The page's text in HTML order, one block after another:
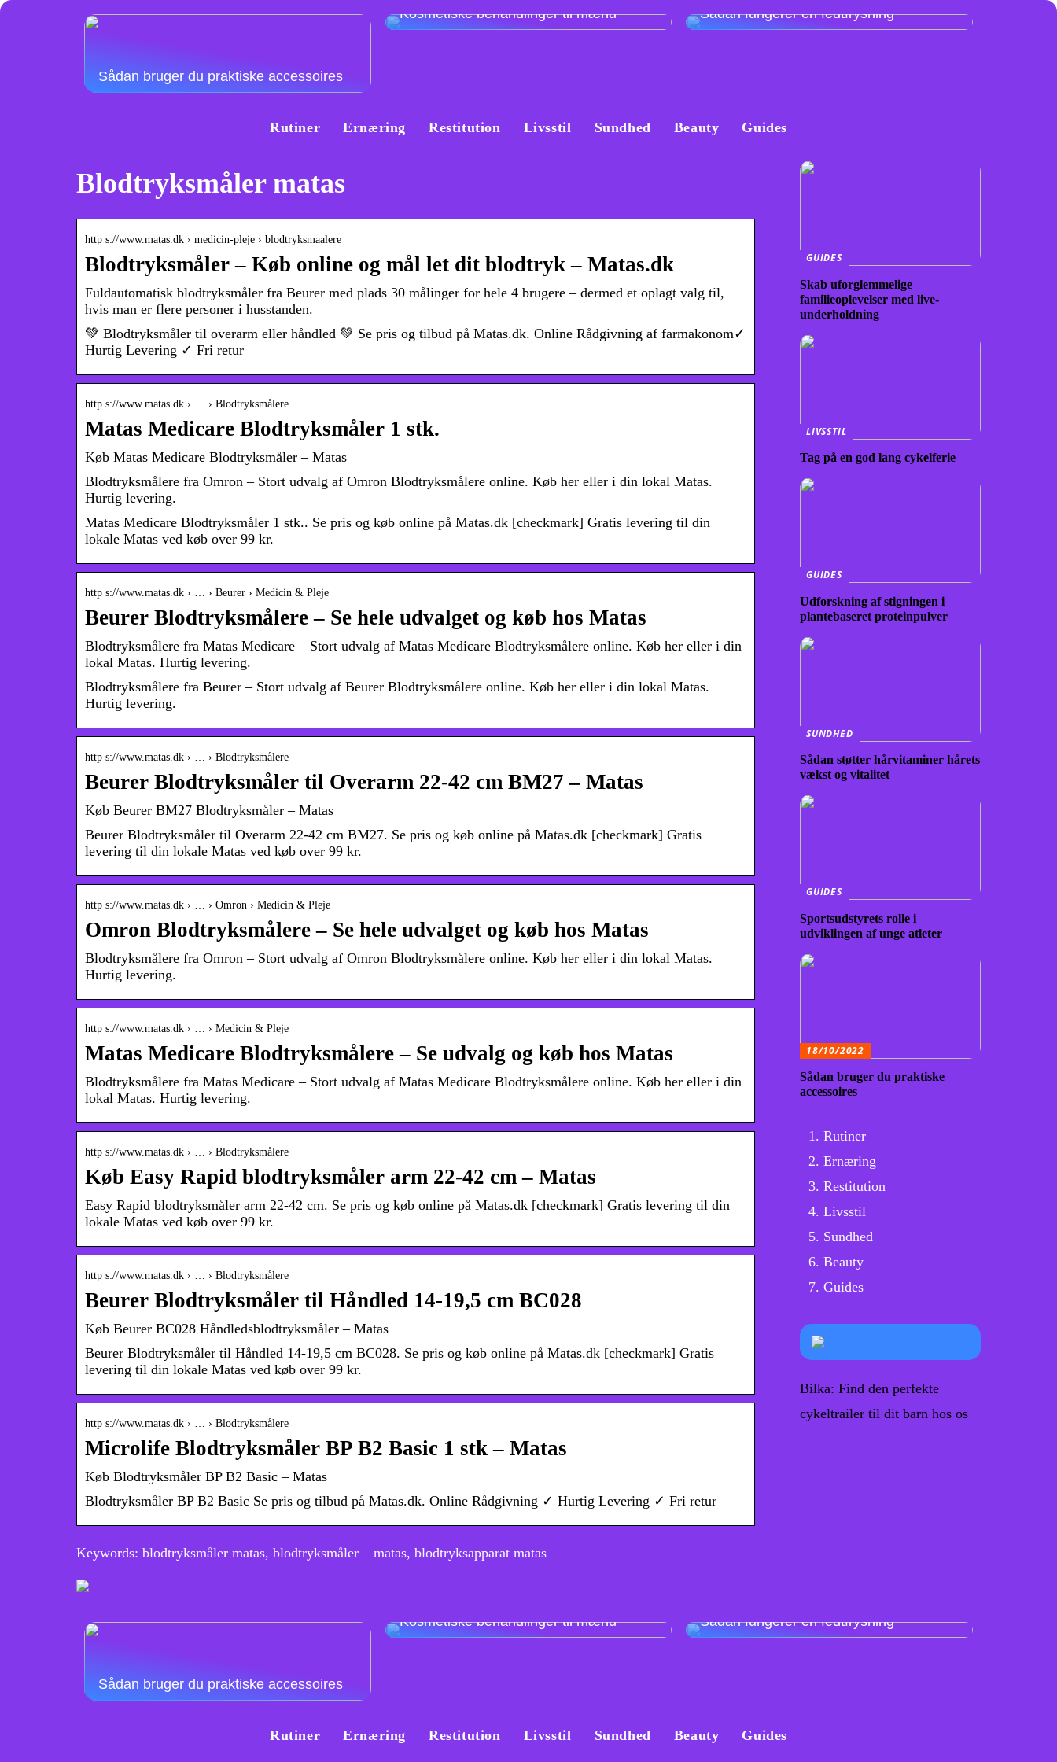
Sådan bruger du praktiske accessoires
Kosmetiske behandlinger til mænd Sådan fungerer en fedtfrysning
Rutiner Ernæring Restitution Livsstil Sundhed Beauty Guides
Blodtryksmåler matas
http s://www.matas.dk › medicin-pleje › blodtryksmaalere
Blodtryksmåler – Køb online og mål let dit blodtryk – Matas.dk
Fuldautomatisk blodtryksmåler fra Beurer med plads 30 målinger for hele 4 brugere – dermed et oplagt valg til,
hvis man er flere personer i husstanden.
💚 Blodtryksmåler til overarm eller håndled 💚 Se pris og tilbud på Matas.dk. Online Rådgivning af farmakonom✓
Hurtig Levering ✓ Fri retur
http s://www.matas.dk › … › Blodtryksmålere
Matas Medicare Blodtryksmåler 1 stk.
Køb Matas Medicare Blodtryksmåler – Matas
Blodtryksmålere fra Omron – Stort udvalg af Omron Blodtryksmålere online. Køb her eller i din lokal Matas.
Hurtig levering.
Matas Medicare Blodtryksmåler 1 stk.. Se pris og køb online på Matas.dk [checkmark] Gratis levering til din
lokale Matas ved køb over 99 kr.
http s://www.matas.dk › … › Beurer › Medicin & Pleje
Beurer Blodtryksmålere – Se hele udvalget og køb hos Matas
Blodtryksmålere fra Matas Medicare – Stort udvalg af Matas Medicare Blodtryksmålere online. Køb her eller i din
lokal Matas. Hurtig levering.
Blodtryksmålere fra Beurer – Stort udvalg af Beurer Blodtryksmålere online. Køb her eller i din lokal Matas.
Hurtig levering.
http s://www.matas.dk › … › Blodtryksmålere
Beurer Blodtryksmåler til Overarm 22-42 cm BM27 – Matas
Køb Beurer BM27 Blodtryksmåler – Matas
Beurer Blodtryksmåler til Overarm 22-42 cm BM27. Se pris og køb online på Matas.dk [checkmark] Gratis
levering til din lokale Matas ved køb over 99 kr.
http s://www.matas.dk › … › Omron › Medicin & Pleje
Omron Blodtryksmålere – Se hele udvalget og køb hos Matas
Blodtryksmålere fra Omron – Stort udvalg af Omron Blodtryksmålere online. Køb her eller i din lokal Matas.
Hurtig levering.
http s://www.matas.dk › … › Medicin & Pleje
Matas Medicare Blodtryksmålere – Se udvalg og køb hos Matas
Blodtryksmålere fra Matas Medicare – Stort udvalg af Matas Medicare Blodtryksmålere online. Køb her eller i din
lokal Matas. Hurtig levering.
http s://www.matas.dk › … › Blodtryksmålere
Køb Easy Rapid blodtryksmåler arm 22-42 cm – Matas
Easy Rapid blodtryksmåler arm 22-42 cm. Se pris og køb online på Matas.dk [checkmark] Gratis levering til din
lokale Matas ved køb over 99 kr.
http s://www.matas.dk › … › Blodtryksmålere
Beurer Blodtryksmåler til Håndled 14-19,5 cm BC028
Køb Beurer BC028 Håndledsblodtryksmåler – Matas
Beurer Blodtryksmåler til Håndled 14-19,5 cm BC028. Se pris og køb online på Matas.dk [checkmark] Gratis
levering til din lokale Matas ved køb over 99 kr.
http s://www.matas.dk › … › Blodtryksmålere
Microlife Blodtryksmåler BP B2 Basic 1 stk – Matas
Køb Blodtryksmåler BP B2 Basic – Matas
Blodtryksmåler BP B2 Basic Se pris og tilbud på Matas.dk. Online Rådgivning ✓ Hurtig Levering ✓ Fri retur
Keywords: blodtryksmåler matas, blodtryksmåler – matas, blodtryksapparat matas
GUIDES
Skab uforglemmelige
familieoplevelser med live-
underholdning
LIVSSTIL
Tag på en god lang cykelferie
GUIDES
Udforskning af stigningen i
plantebaseret proteinpulver
SUNDHED
Sådan støtter hårvitaminer hårets
vækst og vitalitet
GUIDES
Sportsudstyrets rolle i
udviklingen af unge atleter
18/10/2022
Sådan bruger du praktiske
accessoires
Rutiner
Ernæring
Restitution
Livsstil
Sundhed
Beauty
Guides
Bilka: Find den perfekte
cykeltrailer til dit barn hos os
Sådan bruger du praktiske accessoires
Kosmetiske behandlinger til mænd Sådan fungerer en fedtfrysning
Rutiner Ernæring Restitution Livsstil Sundhed Beauty Guides